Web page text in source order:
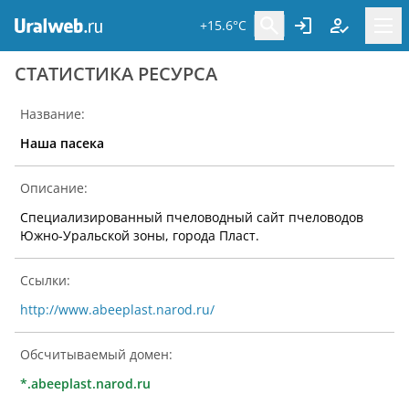
+15.6°C
CТАТИСТИКА РЕСУРСА
Название:
Наша пасека
Описание:
Специализированный пчеловодный сайт пчеловодов
Южно-Уральской зоны, города Пласт.
Ссылки:
http://www.abeeplast.narod.ru/
Обсчитываемый домен:
*.abeeplast.narod.ru